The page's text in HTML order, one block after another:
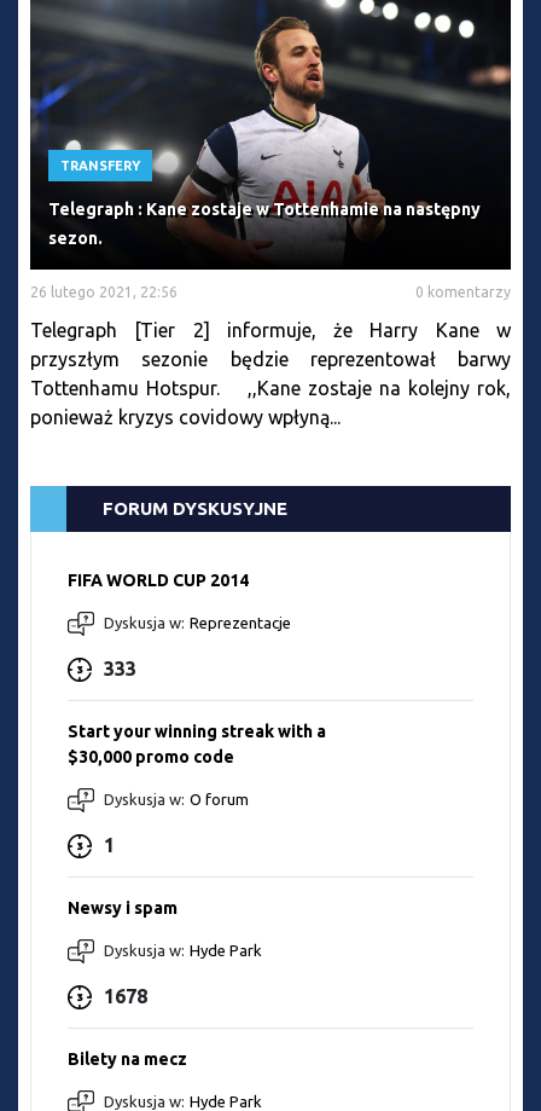
TRANSFERY
Telegraph : Kane zostaje w Tottenhamie na następny
sezon.
26 lutego 2021, 22:56 0 komentarzy
Telegraph [Tier 2] informuje, że Harry Kane w
przyszłym sezonie będzie reprezentował barwy
Tottenhamu Hotspur. ,,Kane zostaje na kolejny rok,
ponieważ kryzys covidowy wpłyną...
FORUM DYSKUSYJNE
FIFA WORLD CUP 2014
Dyskusja w: Reprezentacje
333
Start your winning streak with a
$30,000 promo code
Dyskusja w: O forum
1
Newsy i spam
Dyskusja w: Hyde Park
1678
Bilety na mecz
Dyskusja w: Hyde Park